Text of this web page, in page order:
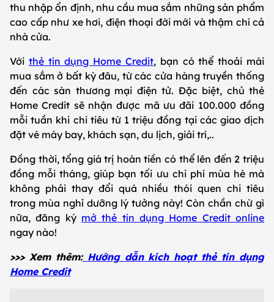
thu nhập ổn định, nhu cầu mua sắm những sản phẩm
cao cấp như xe hơi, điện thoại đời mới và thậm chí cả
nhà cửa.
Với thẻ tín dụng Home Credit, bạn có thể thoải mái
mua sắm ở bất kỳ đâu, từ các cửa hàng truyền thống
đến các sàn thương mại điện tử. Đặc biệt, chủ thẻ
Home Credit sẽ nhận được mã ưu đãi 100.000 đồng
mỗi tuần khi chi tiêu từ 1 triệu đồng tại các giao dịch
đặt vé máy bay, khách sạn, du lịch, giải trí,..
Đồng thời, tổng giá trị hoàn tiền có thể lên đến 2 triệu
đồng mỗi tháng, giúp bạn tối ưu chi phí mùa hè mà
không phải thay đổi quá nhiều thói quen chi tiêu
trong mùa nghỉ dưỡng lý tưởng này! Còn chần chừ gì
nữa, đăng ký mở thẻ tín dụng Home Credit online
ngay nào!
>>> Xem thêm:Hướng dẫn kích hoạt thẻ tín dụng
Home Credit